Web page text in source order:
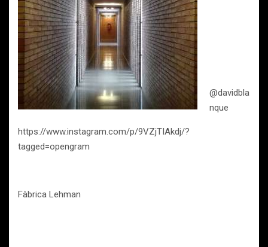
@davidbla
nque
https://www.instagram.com/p/9VZjTIAkdj/?
tagged=opengram
Fàbrica Lehman